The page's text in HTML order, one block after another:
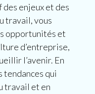
enjeux et des
travail, vous
opportunités et
d’entreprise,
l’avenir. En
tendances qui
travail et en